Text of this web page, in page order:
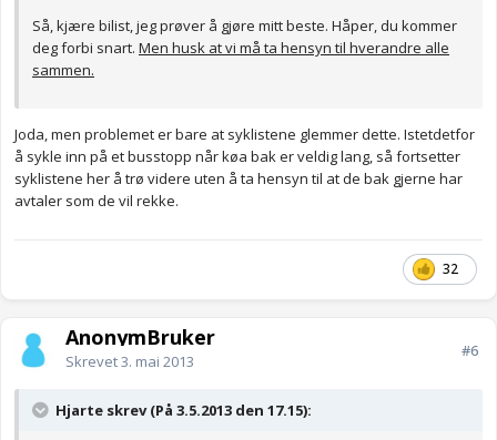
Så, kjære bilist, jeg prøver å gjøre mitt beste. Håper, du kommer
deg forbi snart. Men husk at vi må ta hensyn til hverandre alle
sammen.
Joda, men problemet er bare at syklistene glemmer dette. Istetdetfor
å sykle inn på et busstopp når køa bak er veldig lang, så fortsetter
syklistene her å trø videre uten å ta hensyn til at de bak gjerne har
avtaler som de vil rekke.
32
AnonymBruker
Skrevet3. mai 2013
#6
Hjarte skrev (På 3.5.2013 den 17.15):